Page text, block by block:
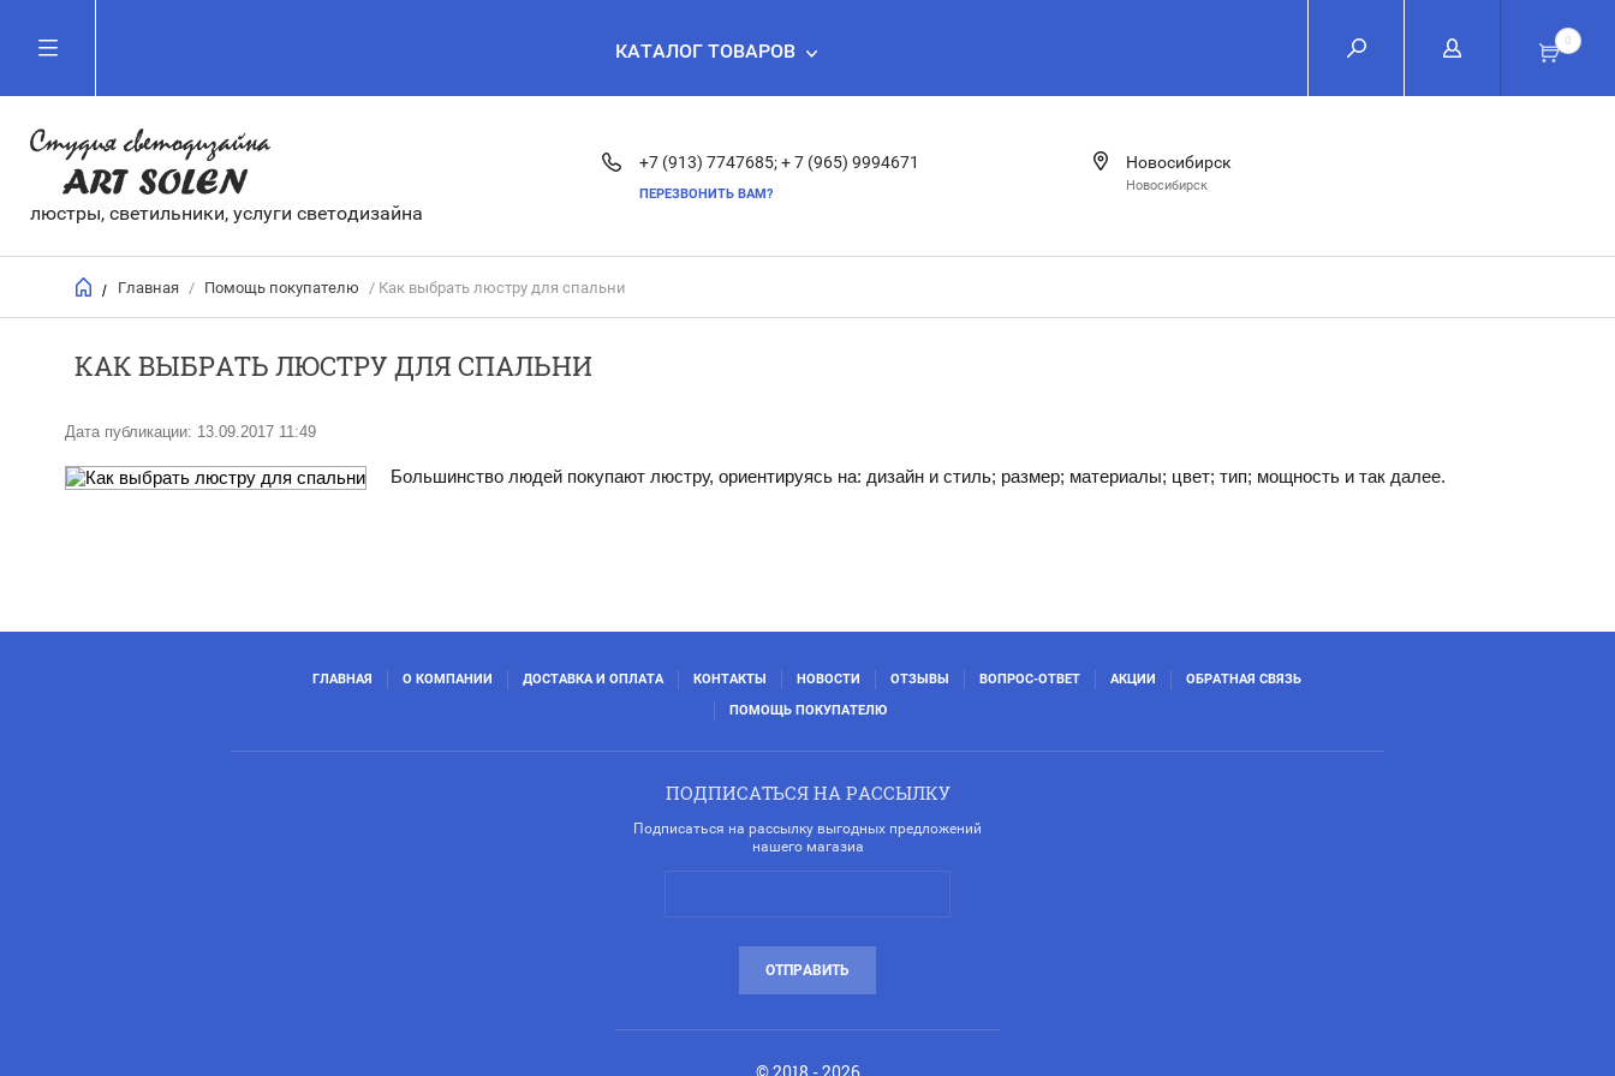
0
КАТАЛОГ ТОВАРОВ
люстры, светильники, услуги светодизайна
+7 (913) 7747685;+ 7 (965) 9994671
ПЕРЕЗВОНИТЬ ВАМ?
Новосибирск
Новосибирск
/ Главная / Помощь покупателю / Как выбрать люстру для спальни
КАК ВЫБРАТЬ ЛЮСТРУ ДЛЯ СПАЛЬНИ
Дата публикации: 13.09.2017 11:49
Большинство людей покупают люстру, ориентируясь на: дизайн и стиль; размер; материалы; цвет; тип; мощность и так далее.
ГЛАВНАЯ О КОМПАНИИ ДОСТАВКА И ОПЛАТА КОНТАКТЫ НОВОСТИ ОТЗЫВЫ ВОПРОС-ОТВЕТ АКЦИИ
ОБРАТНАЯ СВЯЗЬ
ПОМОЩЬ ПОКУПАТЕЛЮ
ПОДПИСАТЬСЯ НА РАССЫЛКУ
Подписаться на рассылку выгодных предложений
нашего магазиа
ОТПРАВИТЬ